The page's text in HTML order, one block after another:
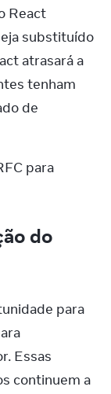
React
substituído
atrasará a
tenham
de
do
para
Essas
continuem a